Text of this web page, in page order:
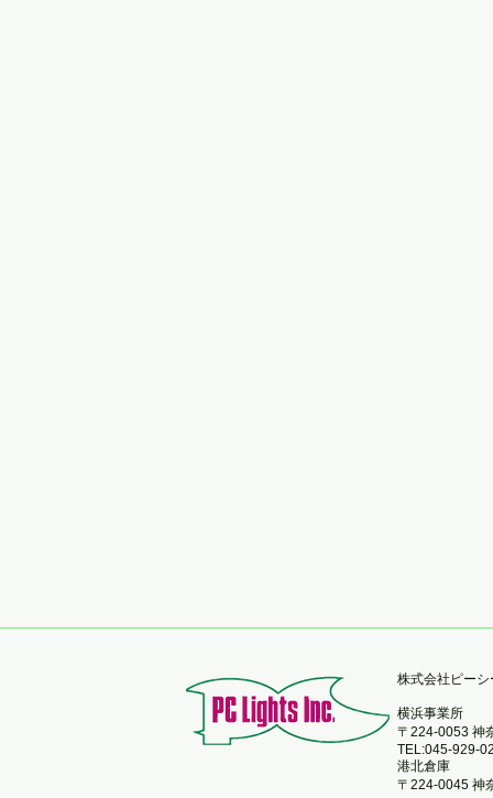
株式会社ピーシ
横浜事業所
〒224-0053 神
TEL:045-929-
港北倉庫
〒224-0045 神